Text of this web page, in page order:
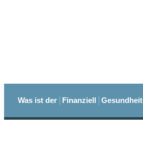
Was ist der Finanziell Gesundheit